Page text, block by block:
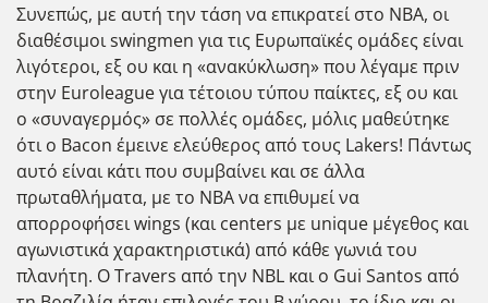
Συνεπώς, με αυτή την τάση να επικρατεί στο ΝΒΑ, οι
διαθέσιμοι swingmen για τις Ευρωπαϊκές ομάδες είναι
λιγότεροι, εξ ου και η «ανακύκλωση» που λέγαμε πριν
στην Euroleague για τέτοιου τύπου παίκτες, εξ ου και
ο «συναγερμός» σε πολλές ομάδες, μόλις μαθεύτηκε
ότι ο Bacon έμεινε ελεύθερος από τους Lakers! Πάντως
αυτό είναι κάτι που συμβαίνει και σε άλλα
πρωταθλήματα, με το NBA να επιθυμεί να
απορροφήσει wings (και centers με unique μέγεθος και
αγωνιστικά χαρακτηριστικά) από κάθε γωνιά του
πλανήτη. Ο Travers από την NBL και ο Gui Santos από